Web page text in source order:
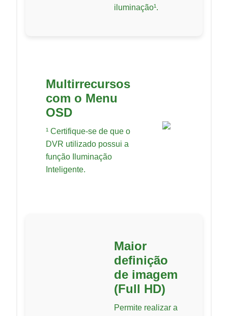
iluminação¹.
Multirrecursos
com o Menu
OSD
¹ Certifique-se de que o
DVR utilizado possui a
função Iluminação
Inteligente.
Maior
definição
de imagem
(Full HD)
Permite realizar a